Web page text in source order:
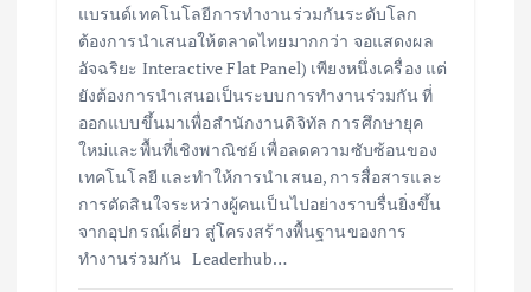
แบรนด์เทคโนโลยีการทำงานร่วมกันระดับโลก
ต้องการนำเสนอให้ตลาดไทยมากกว่า จอแสดงผล
อัจฉริยะ Interactive Flat Panel) เพียงหนึ่งเครื่อง แต่
ยังต้องการนำเสนอเป็นระบบการทำงานร่วมกัน ที่
ออกแบบขึ้นมาเพื่อสำนักงานดิจิทัล การศึกษายุค
ใหม่และพื้นที่เชิงพาณิชย์ เพื่อลดความซับซ้อนของ
เทคโนโลยี และทำให้การนำเสนอ, การสื่อสารและ
การตัดสินใจระหว่างผู้คนเป็นไปอย่างราบรื่นยิ่งขึ้น
จากอุปกรณ์เดี่ยว สู่โครงสร้างพื้นฐานของการ
ทำงานร่วมกัน Leaderhub…